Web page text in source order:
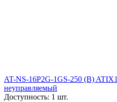
AT-NS-16P2G-1GS-250 (B)
неуправляемый
Доступность: 1 шт.